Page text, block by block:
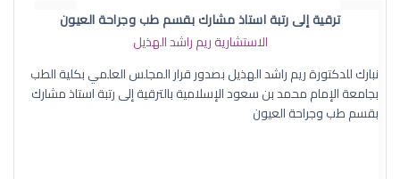
ترقية إلى رتبة استاذ مشارك بقسم طب وجراحة العيون
الاستشارية ريم راشد الهذيل
نبارك للدكتورة ريم راشد الهذيل بصدور قرار المجلس العلمي بكلية الطب
بجامعة الإمام محمد بن سعود الإسلامية بالترقية إلى رتبة استاذ مشارك
بقسم طب وجراحة العيون